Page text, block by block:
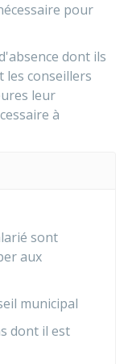
pour
dont ils
les conseillers
leur
à
sont
aux
municipal
dont il est